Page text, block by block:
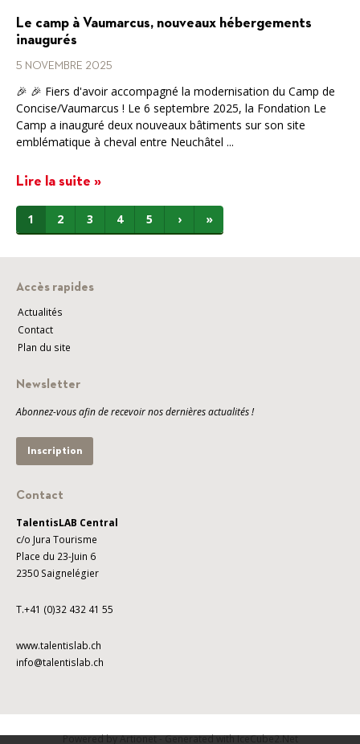
Le camp à Vaumarcus, nouveaux hébergements
inaugurés
5 NOVEMBRE 2025
🎉 🎉 Fiers d'avoir accompagné la modernisation du Camp de
Concise/Vaumarcus ! Le 6 septembre 2025, la Fondation Le
Camp a inauguré deux nouveaux bâtiments sur son site
emblématique à cheval entre Neuchâtel ...
Lire la suite »
1 2 3 4 5 › »
Accès rapides
Actualités
Contact
Plan du site
Newsletter
Abonnez-vous afin de recevoir nos dernières actualités !
Inscription
Contact
TalentisLAB Central
c/o Jura Tourisme
Place du 23-Juin 6
2350 Saignelégier
T.+41 (0)32 432 41 55
www.talentislab.ch
info@talentislab.ch
Powered by Artionet-Generated with IceCube2.Net